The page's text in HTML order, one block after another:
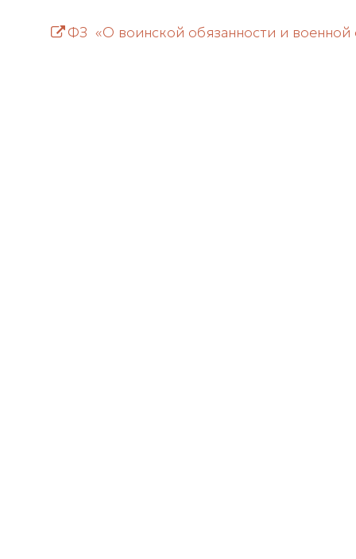
ФЗ «О воинской обязанности и военной